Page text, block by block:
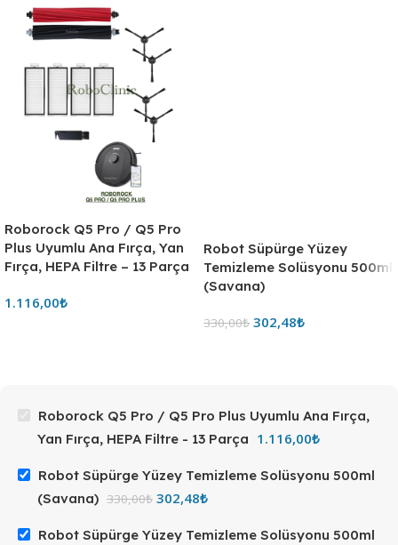
Roborock Q5 Pro / Q5 Pro
Plus Uyumlu Ana Fırça, Yan
Fırça, HEPA Filtre – 13 Parça
1.116,00₺
Roborock Q5 Pro / Q5 Pro Plus Uyumlu Ana Fırça,
Yan Fırça, HEPA Filtre - 13 Parça 1.116,00₺
Robot Süpürge Yüzey Temizleme Solüsyonu 500ml
(Savana) 330,00₺ 302,48₺
Robot Süpürge Yüzey Temizleme Solüsyonu 500ml